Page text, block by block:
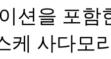
션을 포함
케 사다모